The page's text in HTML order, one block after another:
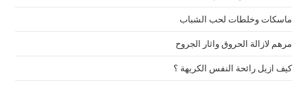
ماسكات وخلطات لحب الشباب
مرهم لازالة الحروق واثار الجروح
كيف ازيل رائحة النفس الكريهة ؟